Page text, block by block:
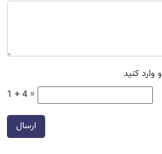
کنید
1 + 4 =
ارسال